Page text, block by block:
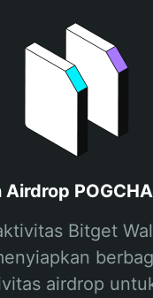
Bitget
airdrop